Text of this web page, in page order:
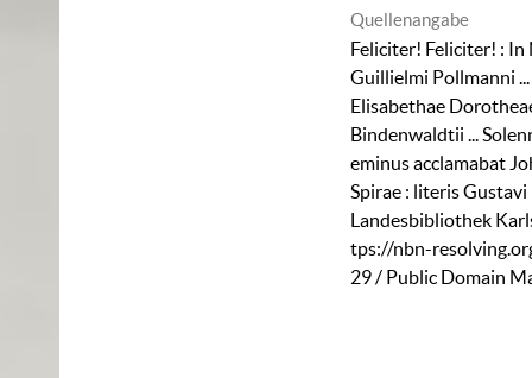
Quellenangabe
Feliciter! Feliciter! : In
Guillielmi Pollmanni
Elisabethae
Bindenwaldtii ...
eminus acclamabat
Spirae : literis
Landesbibliothek
tps://nbn-
29/ Public Domain